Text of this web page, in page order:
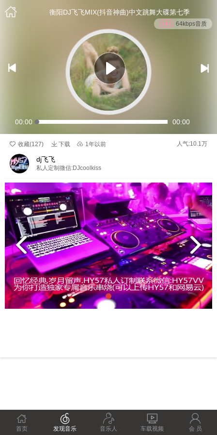
 衡阳DJ飞飞MIX(抖音神曲)中文跳舞大碟第七季
64kbps音质
 
00:00 00:00
 收藏(127)  下载  1年以前 人气:10.1万
dj飞飞
私人定制微信:DJcoolkiss

首页

发现音乐

音乐人

车载视频

会 员